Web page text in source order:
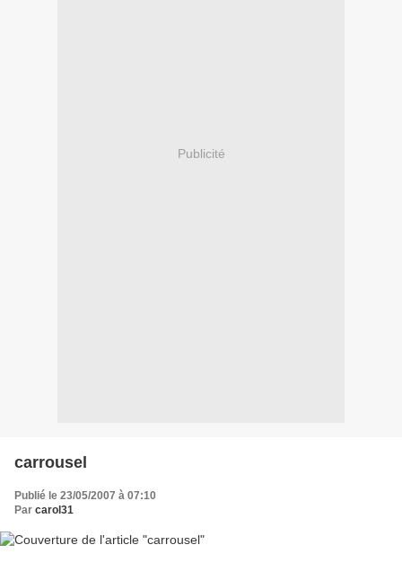
Publicité
carrousel
Publié le 23/05/2007 à 07:10
Par carol31